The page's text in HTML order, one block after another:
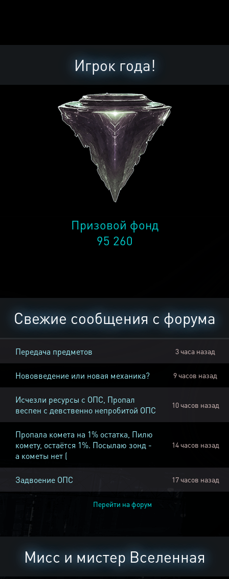
Игрок года!
Призовой фонд
95 260
Свежие сообщения с форума
Передача предметов 3 часа назад
Нововведение или новая механика? 9 часов назад
Исчезли ресурсы с ОПС, Пропал
веспен с девственно непробитой ОПС
10 часов назад
Пропала комета на 1% остатка, Пилю
комету, остаётся 1%. Посылаю зонд -
а кометы нет (
14 часов назад
Задвоение ОПС 17 часов назад
Перейти на форум
Мисс и мистер Вселенная